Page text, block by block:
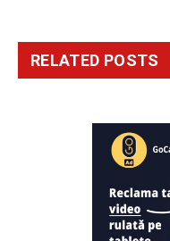
RELATED POSTS